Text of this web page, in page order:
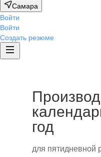
Самара
Войти
Войти
Создать резюме
год
для пятидневной